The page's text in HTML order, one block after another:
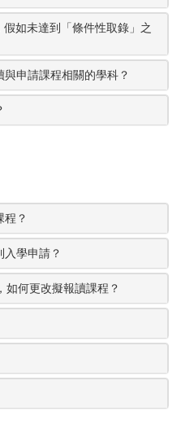
如未達到「條件性取錄」之
申請課程相關的學科？
程？
入學申請？
如何更改擬報讀課程？